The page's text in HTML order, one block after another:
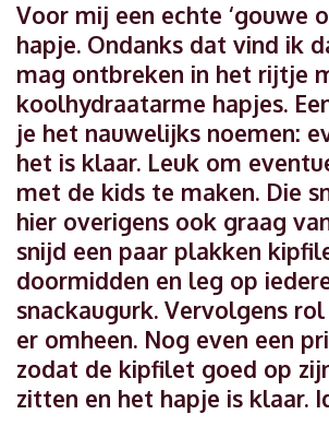
Voor mij een echte ‘gouwe
hapje. Ondanks dat vind ik
mag ontbreken in het rijtje
koolhydraatarme hapjes.
je het nauwelijks noemen:
het is klaar. Leuk om
met de kids te maken. Die
hier overigens ook graag
snijd een paar plakken
doormidden en leg op
snackaugurk. Vervolgens
er omheen. Nog even een
zodat de kipfilet goed op
zitten en het hapje is klaar.